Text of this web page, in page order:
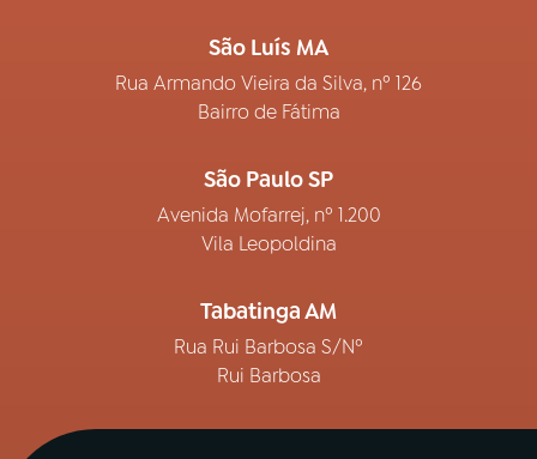
São Luís MA
Rua Armando Vieira da Silva, nº 126
Bairro de Fátima
São Paulo SP
Avenida Mofarrej, nº 1.200
Vila Leopoldina
Tabatinga AM
Rua Rui Barbosa S/Nº
Rui Barbosa